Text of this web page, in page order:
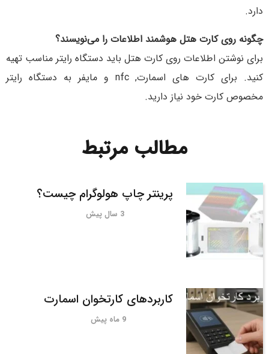
دارد.
چگونه روی کارت هتل هوشمند اطلاعات را می‌نویسند؟
برای نوشتن اطلاعات روی کارت هتل باید دستگاه رایتر مناسب تهیه
کنید. برای کارت های اسمارت, nfc و مایفر به دستگاه رایتر
مخصوص کارت خود نیاز دارید.
مطالب مرتبط
پرینتر چاپ هولوگرام چیست؟
3 سال پیش
کاربردهای کارتخوان اسمارت
9 ماه پیش